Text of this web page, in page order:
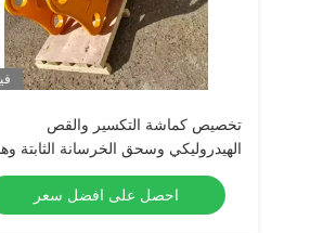
تخصيص كماشة التكسير والقص
الهيدروليكي وسحق الخرسانة الثابتة
الطاحن للحفارة
احصل على افضل سعر